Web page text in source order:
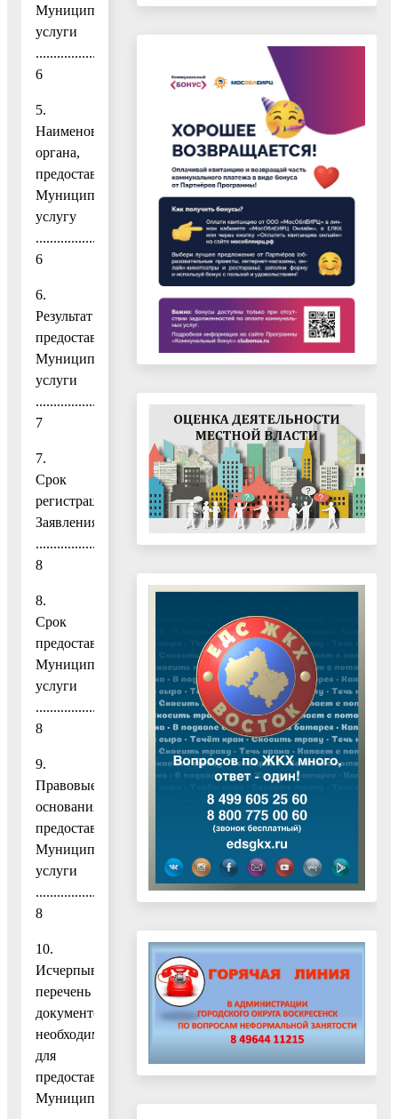
Муниципальной
услуги
...........................................................................................
6
5.
Наименование
органа,
предоставляющего
Муниципальную
услугу
..............................................
6
6.
Результат
предоставления
Муниципальной
услуги
.........................................................................
7
7.
Срок
регистрации
Заявления
8
8.
Срок
предоставления
Муниципальной
услуги
................................................................................
8
9.
Правовые
основания
предоставления
Муниципальной
услуги
.......................................................
8
10.
Исчерпывающий
перечень
документов,
необходимых
для
предоставления
Муниципальной